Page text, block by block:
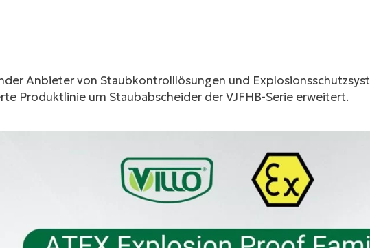
Anbieter von Staubkontrolllösungen und
Produktlinie um Staubabscheider der VJFHB-Serie erweitert.